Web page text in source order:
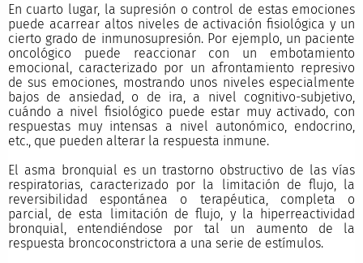
En cuarto lugar, la supresión o control de estas emociones
puede acarrear altos niveles de activación fisiológica y un
cierto grado de inmunosupresión. Por ejemplo, un paciente
oncológico puede reaccionar con un embotamiento
emocional, caracterizado por un afrontamiento represivo
de sus emociones, mostrando unos niveles especialmente
bajos de ansiedad, o de ira, a nivel cognitivo-subjetivo,
cuándo a nivel fisiológico puede estar muy activado, con
respuestas muy intensas a nivel autonómico, endocrino,
etc., que pueden alterar la respuesta inmune.
El asma bronquial es un trastorno obstructivo de las vías
respiratorias, caracterizado por la limitación de flujo, la
reversibilidad espontánea o terapéutica, completa o
parcial, de esta limitación de flujo, y la hiperreactividad
bronquial, entendiéndose por tal un aumento de la
respuesta broncoconstrictora a una serie de estímulos.